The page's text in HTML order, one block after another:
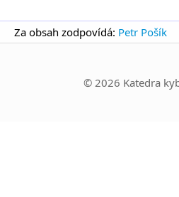
Za obsah zodpovídá: Petr Pošík
© 2026 Katedra